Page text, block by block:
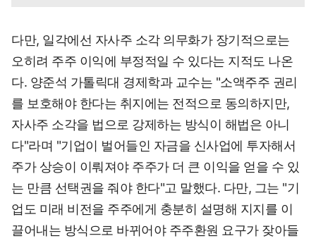
다만, 일각에선 자사주 소각 의무화가 장기적으로는
오히려 주주 이익에 부정적일 수 있다는 지적도 나온
다. 양준석 가톨릭대 경제학과 교수는 "소액주주 권리
를 보호해야 한다는 취지에는 전적으로 동의하지만,
자사주 소각을 법으로 강제하는 방식이 해법은 아니
다"라며 "기업이 벌어들인 자금을 신사업에 투자해서
주가 상승이 이뤄져야 주주가 더 큰 이익을 얻을 수 있
는 만큼 선택권을 줘야 한다"고 말했다. 다만, 그는 "기
업도 미래 비전을 주주에게 충분히 설명해 지지를 이
끌어내는 방식으로 바뀌어야 주주환원 요구가 잦아들